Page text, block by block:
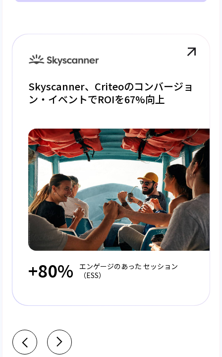
Skyscanner、Criteoのコンバージョ
ン・イベントでROIを67%向上
+80%
エンゲージのあった セッション
（ESS）